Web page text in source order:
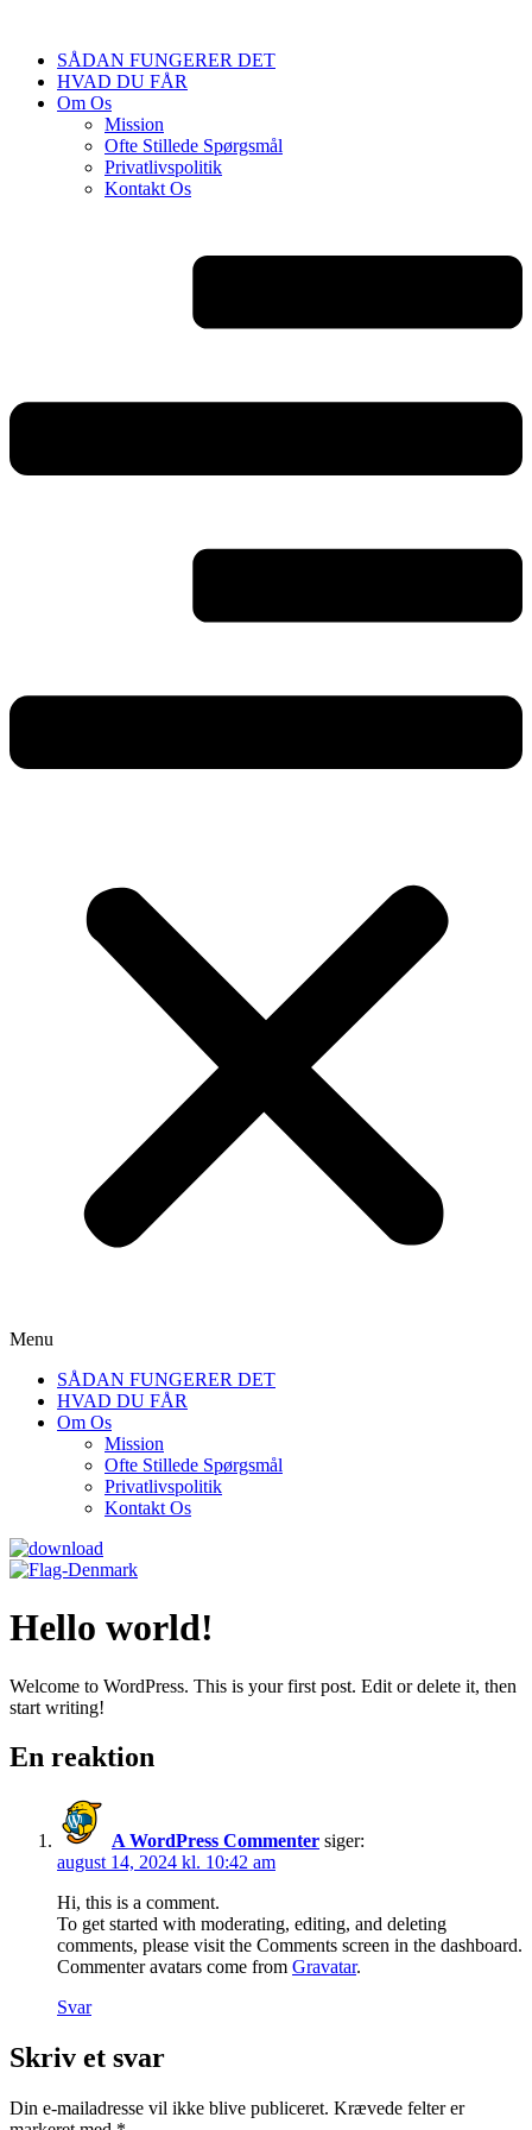
indholdSÅDAN FUNGERER DET
HVAD DU FÅR
Om Os
Mission
Ofte Stillede Spørgsmål
Privatlivspolitik
Kontakt Os
Menu
SÅDAN FUNGERER DET
HVAD DU FÅR
Om Os
Mission
Ofte Stillede Spørgsmål
Privatlivspolitik
Kontakt Os
Hello world!
Welcome to WordPress. This is your first post. Edit or delete it, then
start writing!
En reaktion
A WordPress Commenter siger:
august 14, 2024 kl. 10:42 am
Hi, this is a comment.
To get started with moderating, editing, and deleting
comments, please visit the Comments screen in the dashboard.
Commenter avatars come from Gravatar.
Svar
Skriv et svar
Din e-mailadresse vil ikke blive publiceret. Krævede felter er